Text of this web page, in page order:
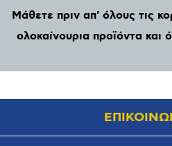
Μάθετε πριν απ' όλους τις
ολοκαίνουρια προϊόντα και